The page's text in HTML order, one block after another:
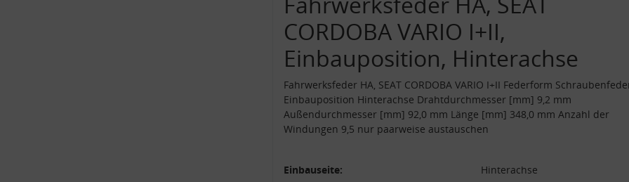
CORDOBA VARIO I+II,
Einbauposition, Hinterachse
Fahrwerksfeder HA, SEAT CORDOBA VARIO I+II Federform
Einbauposition Hinterachse Drahtdurchmesser [mm] 9,2 mm
Außendurchmesser [mm] 92,0 mm Länge [mm] 348,0 mm Anzahl der
Windungen 9,5 nur paarweise austauschen
Einbauseite:
Hinterachse